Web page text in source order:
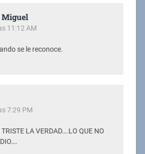
Miguel
11:12 AM
se le reconoce.
7:29 PM
TRISTE LA VERDAD….LO QUE NO